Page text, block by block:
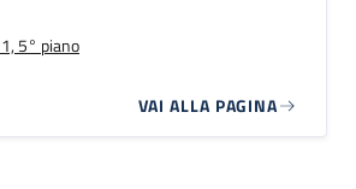
5° piano
VAI ALLA PAGINA